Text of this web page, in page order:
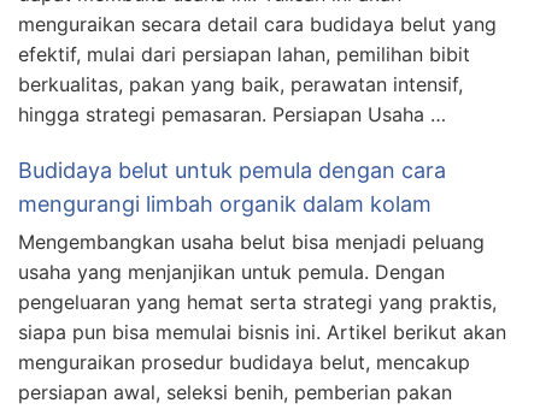
menguraikan secara detail cara budidaya belut yang
efektif, mulai dari persiapan lahan, pemilihan bibit
berkualitas, pakan yang baik, perawatan intensif,
hingga strategi pemasaran. Persiapan Usaha …
Budidaya belut untuk pemula dengan cara
mengurangi limbah organik dalam kolam
Mengembangkan usaha belut bisa menjadi peluang
usaha yang menjanjikan untuk pemula. Dengan
pengeluaran yang hemat serta strategi yang praktis,
siapa pun bisa memulai bisnis ini. Artikel berikut akan
menguraikan prosedur budidaya belut, mencakup
persiapan awal, seleksi benih, pemberian pakan